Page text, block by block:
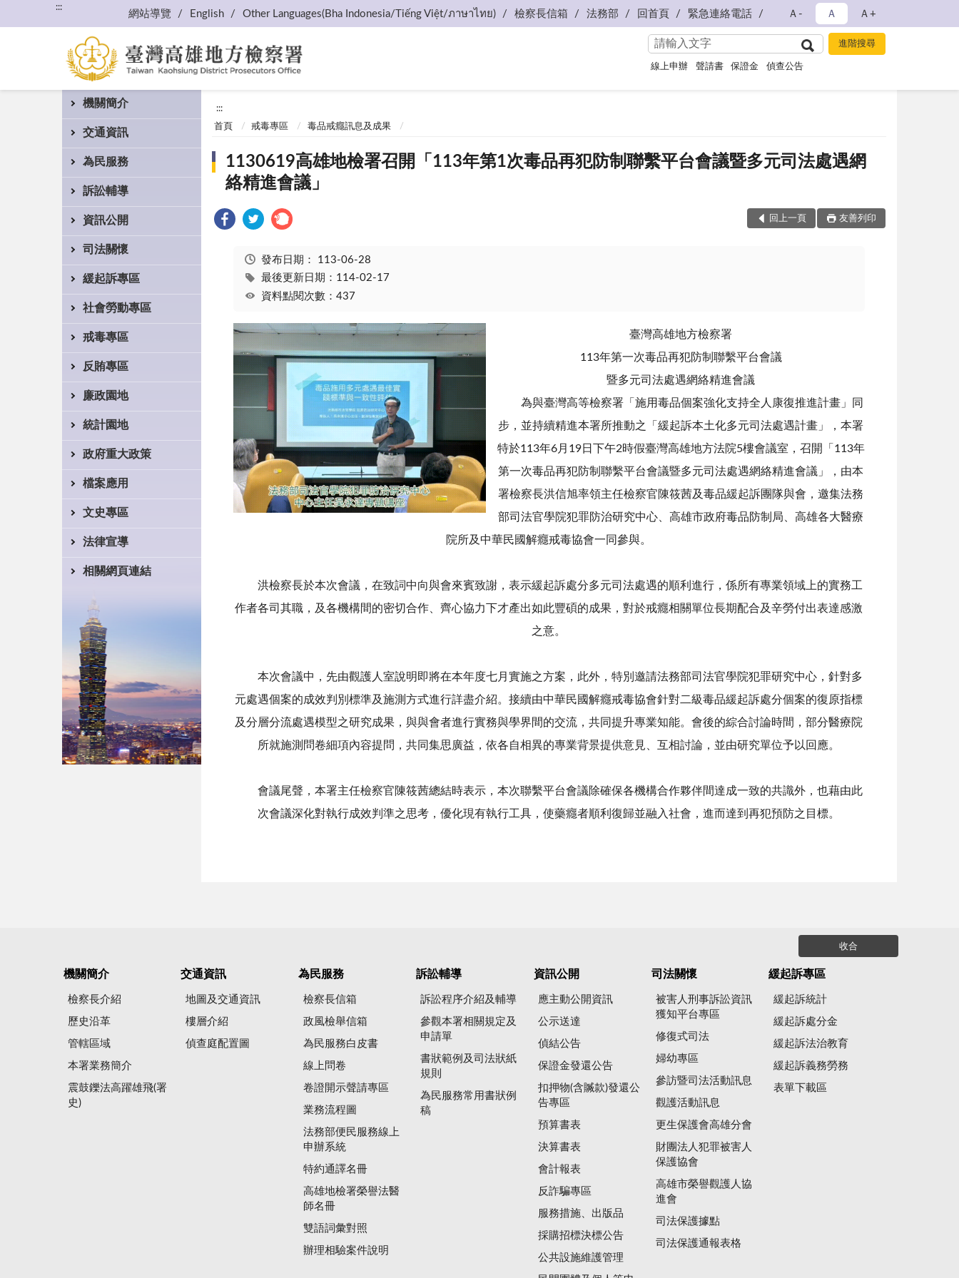
:::
網站導覽 English Other Languages(Bha Indonesia/Tiếng Việt/ภาษาไทย) 檢察長信箱 法務部 回首頁 緊急連絡電話 Ａ- Ａ Ａ+
線上申辦 聲請書 保證金 偵查公告
機關簡介
交通資訊
為民服務
訴訟輔導
資訊公開
司法關懷
緩起訴專區
社會勞動專區
戒毒專區
反賄專區
廉政園地
統計園地
政府重大政策
檔案應用
文史專區
法律宣導
相關網頁連結
:::
首頁 戒毒專區 毒品戒癮訊息及成果
1130619高雄地檢署召開「113年第1次毒品再犯防制聯繫平台會議暨多元司法處遇網
絡精進會議」
回上一頁 友善列印
發布日期： 113-06-28
最後更新日期：114-02-17
資料點閱次數：437
臺灣高雄地方檢察署
113年第一次毒品再犯防制聯繫平台會議
暨多元司法處遇網絡精進會議
為與臺灣高等檢察署「施用毒品個案強化支持全人康復推進計畫」同
步，並持續精進本署所推動之「緩起訴本土化多元司法處遇計畫」，本署
特於113年6月19日下午2時假臺灣高雄地方法院5樓會議室，召開「113年
第一次毒品再犯防制聯繫平台會議暨多元司法處遇網絡精進會議」，由本
署檢察長洪信旭率領主任檢察官陳筱茜及毒品緩起訴團隊與會，邀集法務
部司法官學院犯罪防治研究中心、高雄市政府毒品防制局、高雄各大醫療
院所及中華民國解癮戒毒協會一同參與。
洪檢察長於本次會議，在致詞中向與會來賓致謝，表示緩起訴處分多元司法處遇的順利進行，係所有專業領域上的實務工
作者各司其職，及各機構間的密切合作、齊心協力下才產出如此豐碩的成果，對於戒癮相關單位長期配合及辛勞付出表達感激
之意。
本次會議中，先由觀護人室說明即將在本年度七月實施之方案，此外，特別邀請法務部司法官學院犯罪研究中心，針對多
元處遇個案的成效判別標準及施測方式進行詳盡介紹。接續由中華民國解癮戒毒協會針對二級毒品緩起訴處分個案的復原指標
及分層分流處遇模型之研究成果，與與會者進行實務與學界間的交流，共同提升專業知能。會後的綜合討論時間，部分醫療院
所就施測問卷細項內容提問，共同集思廣益，依各自相異的專業背景提供意見、互相討論，並由研究單位予以回應。
會議尾聲，本署主任檢察官陳筱茜總結時表示，本次聯繫平台會議除確保各機構合作夥伴間達成一致的共識外，也藉由此
次會議深化對執行成效判準之思考，優化現有執行工具，使藥癮者順利復歸並融入社會，進而達到再犯預防之目標。
收合
機關簡介
檢察長介紹
歷史沿革
管轄區域
本署業務簡介
震鼓鑠法高躍雄飛(署
史)
交通資訊
地圖及交通資訊
樓層介紹
偵查庭配置圖
為民服務
檢察長信箱
政風檢舉信箱
為民服務白皮書
線上問卷
卷證開示聲請專區
業務流程圖
法務部便民服務線上
申辦系統
特約通譯名冊
高雄地檢署榮譽法醫
師名冊
雙語詞彙對照
辦理相驗案件說明
訴訟輔導
訴訟程序介紹及輔導
參觀本署相關規定及
申請單
書狀範例及司法狀紙
規則
為民服務常用書狀例
稿
資訊公開
應主動公開資訊
公示送達
偵結公告
保證金發還公告
扣押物(含贓款)發還公
告專區
預算書表
決算書表
會計報表
反詐騙專區
服務措施、出版品
採購招標決標公告
公共設施維護管理
司法關懷
被害人刑事訴訟資訊
獲知平台專區
修復式司法
婦幼專區
參訪暨司法活動訊息
觀護活動訊息
更生保護會高雄分會
財團法人犯罪被害人
保護協會
高雄市榮譽觀護人協
進會
司法保護據點
司法保護通報表格
緩起訴專區
緩起訴統計
緩起訴處分金
緩起訴法治教育
緩起訴義務勞務
表單下載區